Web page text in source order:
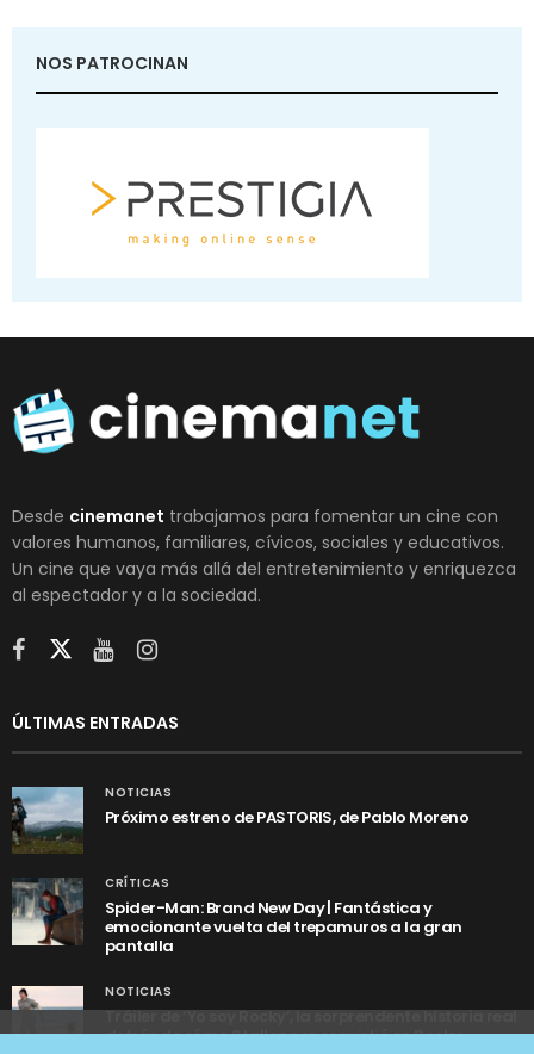
NOS PATROCINAN
Desde cinemanet trabajamos para fomentar un cine con
valores humanos, familiares, cívicos, sociales y educativos.
Un cine que vaya más allá del entretenimiento y enriquezca
al espectador y a la sociedad.
ÚLTIMAS ENTRADAS
NOTICIAS
Próximo estreno de PASTORIS, de Pablo Moreno
CRÍTICAS
Spider-Man: Brand New Day | Fantástica y
emocionante vuelta del trepamuros a la gran
pantalla
NOTICIAS
Tráiler de ‘Yo soy Rocky’, la sorprendente historia real
detrás de cómo Stallone se convirtió en Rocky